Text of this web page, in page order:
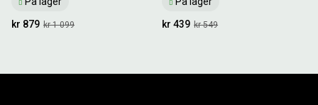
kr 1 099
kr 879 kr 549
kr 439